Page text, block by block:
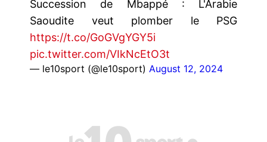
Succession de Mbappé : L'Arabie
Saoudite veut plomber le PSG
https://t.co/GoGVgYGY5i
pic.twitter.com/VIkNcEtO3t
— le10sport (@le10sport) August 12, 2024